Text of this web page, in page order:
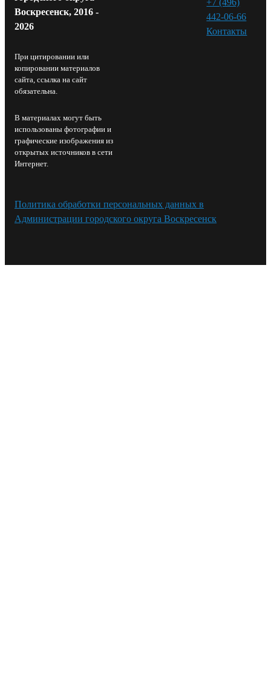
Воскресенск, 2016 -
2026
При цитировании или
копировании материалов
сайта, ссылка на сайт
обязательна.
В материалах могут быть
использованы фотографии и
графические изображения из
открытых источников в сети
Интернет.
442-06-66
Контакты⁠
Политика обработки персональных данных в
Администрации городского округа Воскресенск